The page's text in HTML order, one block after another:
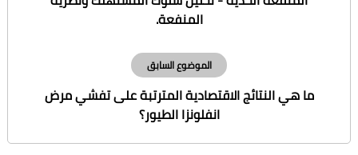
المنفعة.
الموضوع السابق
ما هي النتائج الاقتصادية المترتبة على تفشي مرض
انفلونزا الطيور؟